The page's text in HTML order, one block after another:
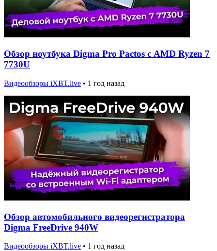
Обзор ноутбука Digma Pro Pactos с AMD Ryzen 7
7730U
Видеообзоры iXBT.live • 1 год назад
Обзор автомобильного видеорегистратора
Digma FreeDrive 940W
Видеообзоры iXBT.live • 1 год назад